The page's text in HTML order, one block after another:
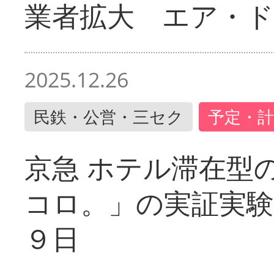
業者拡大 エア・
2025.12.26
民鉄・公営・三セク 予定・
京急 ホテル滞在型
コロ。」の実証実
９日